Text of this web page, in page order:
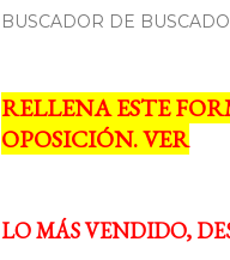
BUSCADOR DE
RELLENA ESTE
OPOSICIÓN. VER
LO MÁS VENDIDO,